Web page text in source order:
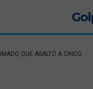
QUE ASALTÓ A CINCO